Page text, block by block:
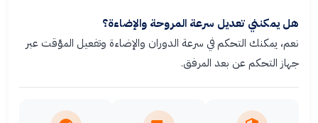
هل يمكنني تعديل سرعة المروحة والإضاءة؟
نعم، يمكنك التحكم في سرعة الدوران والإضاءة وتفعيل المؤقت عبر
جهاز التحكم عن بعد المرفق.